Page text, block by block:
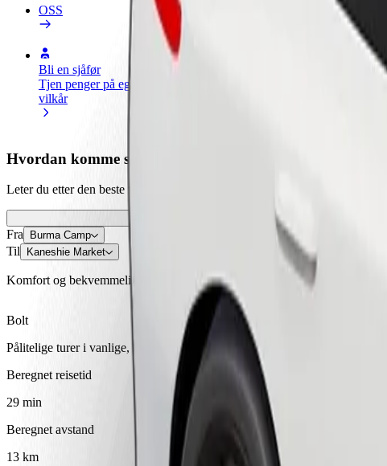
OSS
Bli en sjåfør
Tjen penger på egne
vilkår
Legg til en
Nå ut til flere
Hvordan komme seg fra Burma Camp til Kaneshie
Leter du etter den beste måten å reise fra Burma Camp til Kaneshie
Fra Burma Camp
Til Kaneshie Market
Komfort og bekvemmelighet er bare noen trykk unna!
Bolt
Pålitelige turer i vanlige, mellomstore biler.
Beregnet reisetid
29 min
Beregnet avstand
13 km